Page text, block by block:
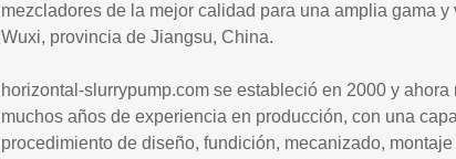
mezcladores de la mejor calidad para una amplia gama
Wuxi, provincia de Jiangsu, China.
horizontal-slurrypump.com se estableció en 2000 y
muchos años de experiencia en producción, con una
procedimiento de diseño, fundición, mecanizado,